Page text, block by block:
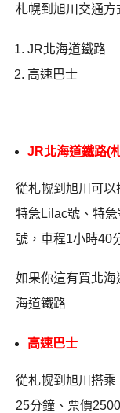
札幌到旭川交通方
JR北海道鐵路
高速巴士
JR北海道鐵路(
從札幌到旭川可以
特急Lilac號、特
號，車程1小時40
如果你這有買北
海道鐵路
高速巴士
從札幌到旭川搭
25分鐘、票價